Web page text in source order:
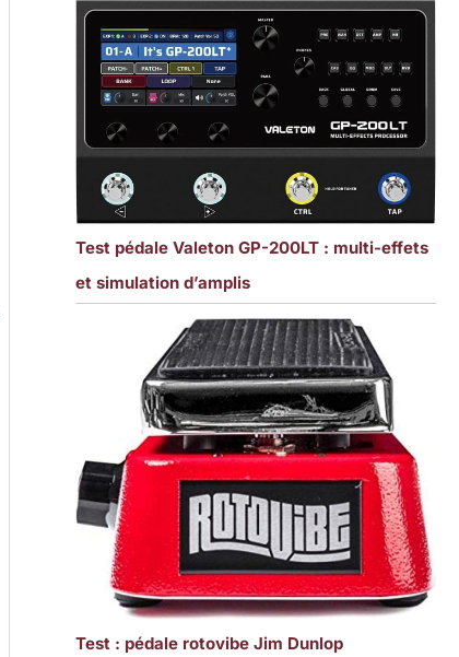
Test pédale Valeton GP-200LT : multi-effets
et simulation d’amplis
Test : pédale rotovibe Jim Dunlop